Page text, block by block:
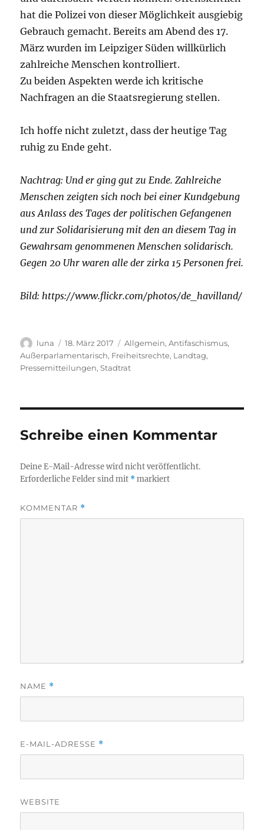
hat die Polizei von dieser Möglichkeit ausgiebig
Gebrauch gemacht. Bereits am Abend des 17.
März wurden im Leipziger Süden willkürlich
zahlreiche Menschen kontrolliert.
Zu beiden Aspekten werde ich kritische
Nachfragen an die Staatsregierung stellen.
Ich hoffe nicht zuletzt, dass der heutige Tag
ruhig zu Ende geht.
Nachtrag: Und er ging gut zu Ende. Zahlreiche
Menschen zeigten sich noch bei einer Kundgebung
aus Anlass des Tages der politischen Gefangenen
und zur Solidarisierung mit den an diesem Tag in
Gewahrsam genommenen Menschen solidarisch.
Gegen 20 Uhr waren alle der zirka 15 Personen frei.
Bild: https://www.flickr.com/photos/de_havilland/
Autor
luna
Veröffentlicht
am
18. März 2017 Kategorien
Allgemein,Antifaschismus,
Außerparlamentarisch, Freiheitsrechte, Landtag,
Pressemitteilungen,Stadtrat
Schreibe einen Kommentar
Deine E-Mail-Adresse wird nicht veröffentlicht.
Erforderliche Felder sind mit *markiert
KOMMENTAR *
NAME *
E-MAIL-ADRESSE *
WEBSITE